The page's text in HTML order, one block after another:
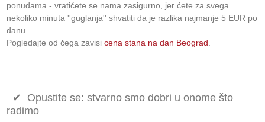
ponudama - vratićete se nama zasigurno, jer ćete za svega
nekoliko minuta ''guglanja'' shvatiti da je razlika najmanje 5 EUR po
danu.
Pogledajte od čega zavisicena stana na dan Beograd
✔ Opustite se: stvarno smo dobri u onome što
radimo